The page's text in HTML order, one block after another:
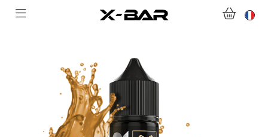
COLLECTIONS
NOUS CONTACTER
FOIRE AUX QUESTIONS